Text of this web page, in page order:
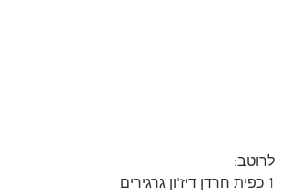
לרוטב:
1 כפית חרדן דיז'ון גרגירים